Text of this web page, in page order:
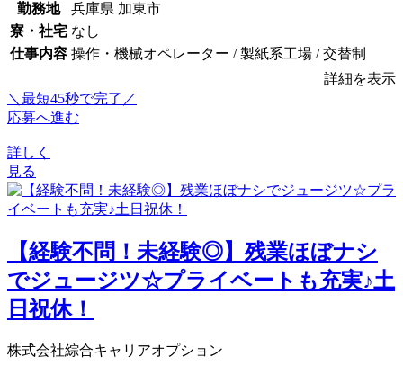
勤務地
兵庫県 加東市
寮・社宅 なし
仕事内容 操作・機械オペレーター / 製紙系工場 / 交替制
詳細を表示
＼最短45秒で完了／
応募へ進む
詳しく
見る
【経験不問！未経験◎】残業ほぼナシ
でジュージツ☆プライベートも充実♪土
日祝休！
株式会社綜合キャリアオプション